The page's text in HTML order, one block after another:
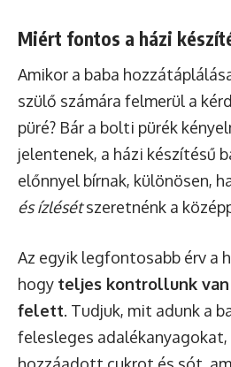
Miért fontos a házi
Amikor a baba
szülő számára felmerül a
püré? Bár a bolti pürék
jelentenek, a házi készítésű
előnnyel bírnak, különösen,
és ízlésétszeretnénk a
Az egyik legfontosabb érv a
hogy teljes kontrollunk van
felett. Tudjuk, mit adunk a
felesleges